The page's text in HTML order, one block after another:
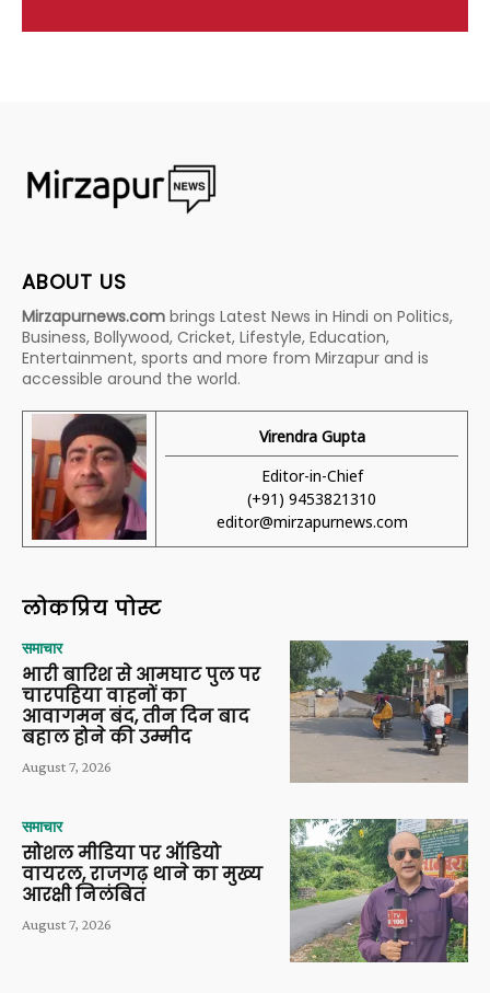
ABOUT US
Mirzapurnews.com brings Latest News in Hindi on Politics,
Business, Bollywood, Cricket, Lifestyle, Education,
Entertainment, sports and more from Mirzapur and is
accessible around the world.
Virendra Gupta
Editor-in-Chief
(+91) 9453821310
editor@mirzapurnews.com
लोकप्रिय पोस्ट
समाचार
भारी बारिश से आमघाट पुल पर
चारपहिया वाहनों का
आवागमन बंद, तीन दिन बाद
बहाल होने की उम्मीद
August 7, 2026
समाचार
सोशल मीडिया पर ऑडियो
वायरल, राजगढ़ थाने का मुख्य
आरक्षी निलंबित
August 7, 2026